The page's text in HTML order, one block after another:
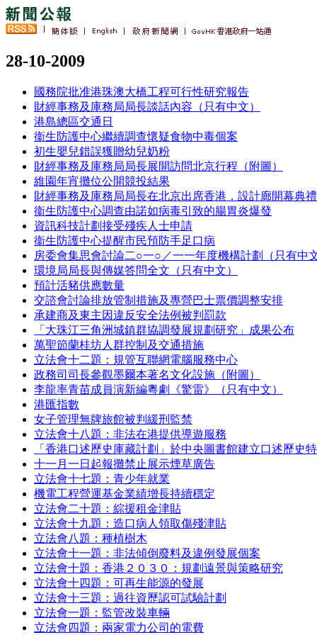
28-10-2009
國務院批准港珠澳大橋工程可行性研究報告
財經事務及庫務局局長談話內容（只有中文）
港島總區交通日
衞生防護中心繼續調查懷疑食物中毒個案
初生嬰兒錯誤獲贈幼兒奶粉
財經事務及庫務局局長展開訪問北京行程（附圖）
維園年宵攤位公開競投結果
財經事務及庫務局局長在北京出席香港．設計廊開幕典
衞生防護中心調查由諾如病毒引致的腸胃炎爆發
資訊科技計劃接受殘疾人士申請
衞生防護中心提醒市民預防手足口病
房委會集思會討論二○一○／一一年度機構計劃（只有中文
環境局局長與傳媒答問全文（只有中文）
預計活豬供應數量
交諮會討論排放管制措施及專營巴士票價調整安排
承建商及東主因違反安全法例被判罰款
「大珠江三角洲城鎮群協調發展規劃研究」成果公布
萬聖節蘭桂坊人群控制及交通措施
立法會十二題：規管互聯網電腦服務中心
政務司司長參觀墨爾本著名文化設施（附圖）
李龍率青苗成員演新編粵劇《驚雷》（只有中文）
港匯指數
女子管理無牌旅館被判緩刑監禁
立法會十八題：非法在港提供導遊服務
「香港口述歷史庫藏計劃」於中央圖書館建立口述歷史
十一月一日起報攤禁止展示煙草廣告
立法會十七題：青少年就業
機電工程營運基金業績增長持續穩定
立法會二十題：綜援租金津貼
立法會十九題：造口病人領取傷殘津貼
立法會八題：種植樹木
立法會十一題：非法傾倒廢料及違例發展個案
立法會十題：香港２０３０：規劃遠景與策略研究
立法會十四題：可再生能源的發展
立法會十三題：過往資歷認可試驗計劃
立法會一題：監管改裝車輛
立法會四題：兩家電力公司的電費